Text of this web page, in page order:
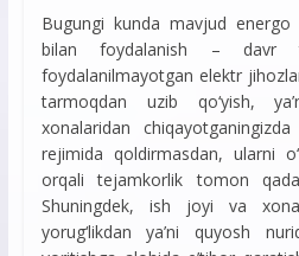
Bugungi kunda mavjud
bilan foydalanish – davr
foydalanilmayotgan elektr
tarmoqdan uzib qo‘yish,
xonalaridan
rejimida qoldirmasdan, ularni
orqali tejamkorlik tomon
Shuningdek, ish joyi va
yorug‘likdan ya’ni quyosh